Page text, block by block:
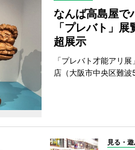
なんば高島屋で
「プレバト」
超展示
「プレバト才能アリ
店（大阪市中央区難波
見る・